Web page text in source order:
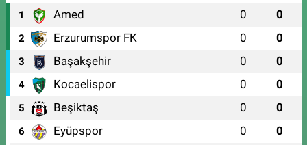
1 Amed 0 0
2 Erzurumspor FK 0 0
3 Başakşehir 0 0
4 Kocaelispor 0 0
5 Beşiktaş 0 0
6 Eyüpspor 0 0